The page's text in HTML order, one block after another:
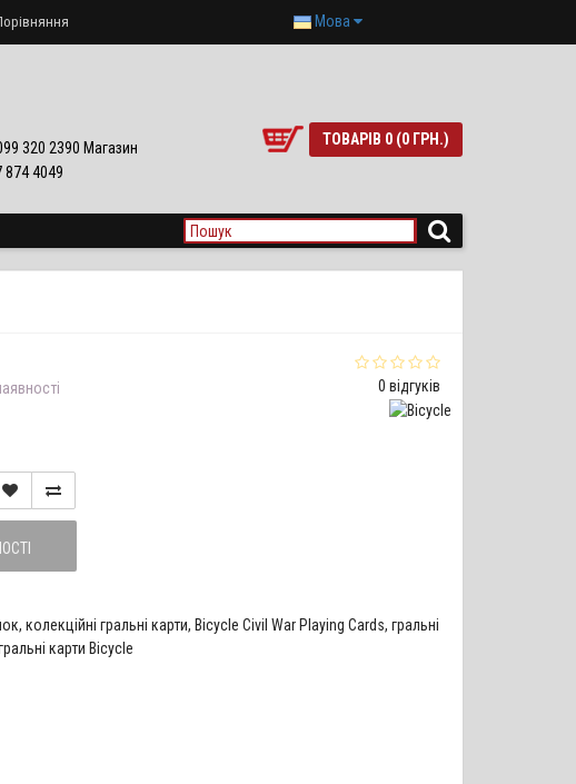
Мова
320 2390 Магазин
874 4049
ТОВАРІВ 0 (0 ГРН.)
0 відгуків
, колекційні гральні карти, Bicycle Civil War Playing Cards, гральні
карти Bicycle